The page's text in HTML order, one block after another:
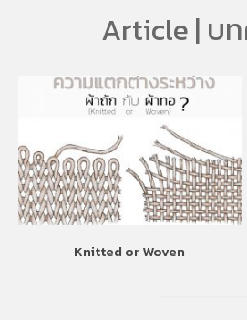
Article | บ
Knitted or Woven